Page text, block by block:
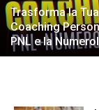
Trasforma la
Coaching
PNL e la